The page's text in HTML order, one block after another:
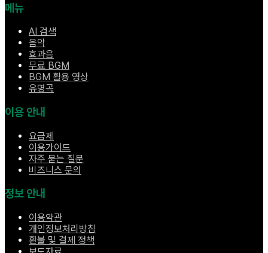
메뉴
AI 검색
음악
효과음
무료 BGM
BGM 활용 영상
유명곡
이용 안내
요금제
이용가이드
자주 묻는 질문
비즈니스 문의
정보 안내
이용약관
개인정보처리방침
환불 및 결제 정책